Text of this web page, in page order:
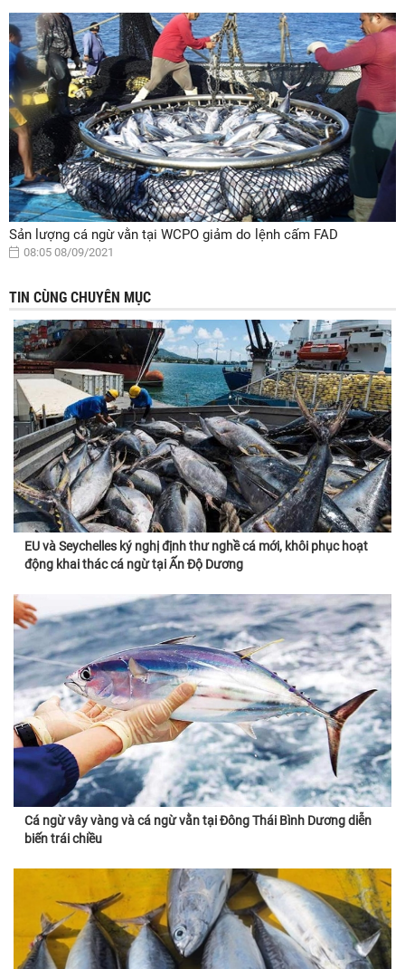
Sản lượng cá ngừ vằn tại WCPO giảm do lệnh cấm FAD
08:05 08/09/2021
TIN CÙNG CHUYÊN MỤC
EU và Seychelles ký nghị định thư nghề cá mới, khôi phục hoạt
động khai thác cá ngừ tại Ấn Độ Dương
Cá ngừ vây vàng và cá ngừ vằn tại Đông Thái Bình Dương diễn
biến trái chiều